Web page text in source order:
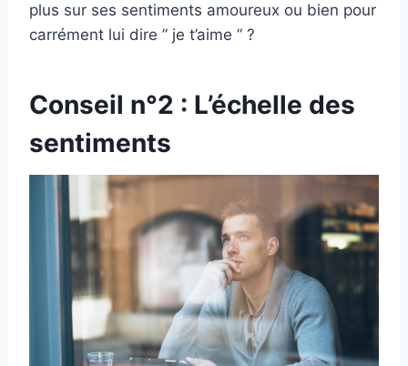
plus sur ses sentiments amoureux ou bien pour
carrément lui dire ” je t’aime ” ?
Conseil n°2 : L’échelle des
sentiments